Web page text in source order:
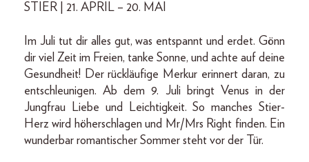
STIER | 21. APRIL – 20. MAI
Im Juli tut dir alles gut, was entspannt und erdet. Gönn
dir viel Zeit im Freien, tanke Sonne, und achte auf deine
Gesundheit! Der rückläufige Merkur erinnert daran, zu
entschleunigen. Ab dem 9. Juli bringt Venus in der
Jungfrau Liebe und Leichtigkeit. So manches Stier-
Herz wird höherschlagen und Mr/Mrs Right finden. Ein
wunderbar romantischer Sommer steht vor der Tür.